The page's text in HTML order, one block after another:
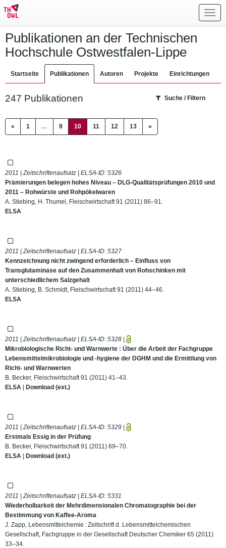
Publikationen an der Technischen
Hochschule Ostwestfalen-Lippe
Startseite Publikationen Autoren Projekte Einrichtungen
247 Publikationen Suche / Filtern
« 1 … 9 10(current)
11 12 13 »
2011 | Zeitschriftenaufsatz | ELSA-ID: 5326
Prämierungen belegen hohes Niveau – DLG-Qualitätsprüfungen 2010 und
2011 – Rohwürste und Rohpökelwaren
A. Stiebing, H. Thumel, Fleischwirtschaft 91 (2011) 86–91.
ELSA
2011 | Zeitschriftenaufsatz | ELSA-ID: 5327
Kennzeichnung nicht zwingend erforderlich – Einfluss von
Transglutaminase auf den Zusammenhalt von Rohschinken mit
unterschiedlichem Salzgehalt
A. Stiebing, B. Schmidt, Fleischwirtschaft 91 (2011) 44–46.
ELSA
2011 | Zeitschriftenaufsatz | ELSA-ID: 5328 |
Mikrobiologische Richt- und Warnwerte : Über die Arbeit der Fachgruppe
Lebensmittelmikrobiologie und -hygiene der DGHM und die Ermittlung von
Richt- und Warnwerten
B. Becker, Fleischwirtschaft 91 (2011) 41–43.
ELSA | Download (ext.)
2011 | Zeitschriftenaufsatz | ELSA-ID: 5329 |
Erstmals Essig in der Prüfung
B. Becker, Fleischwirtschaft 91 (2011) 69–70.
ELSA | Download (ext.)
2011 | Zeitschriftenaufsatz | ELSA-ID: 5331
Wiederholbarkeit der Mehrdimensionalen Chromatographie bei der
Bestimmung von Kaffee-Aroma
J. Zapp, Lebensmittelchemie : Zeitschrift d. Lebensmittelchemischen
Gesellschaft, Fachgruppe in der Gesellschaft Deutscher Chemiker 65 (2011)
33–34.